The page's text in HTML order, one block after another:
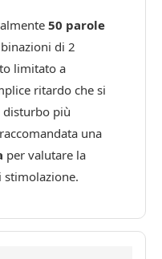
50 parole
di 2
limitato a
ritardo che si
disturbo più
una
per valutare la
stimolazione.